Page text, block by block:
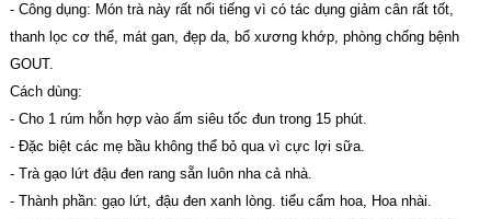
- Công dụng: Món trà này rất nổi tiếng vì có tác dụng giảm cân rất tốt,
thanh lọc cơ thể, mát gan, đẹp da, bổ xương khớp, phòng chống bệnh
GOUT.
Cách dùng:
- Cho 1 rúm hỗn hợp vào ấm siêu tốc đun trong 15 phút.
- Đặc biệt các mẹ bầu không thể bỏ qua vì cực lợi sữa.
- Trà gạo lứt đậu đen rang sẵn luôn nha cả nhà.
- Thành phần: gạo lứt, đậu đen xanh lòng. tiểu cẩm hoa, Hoa nhài.